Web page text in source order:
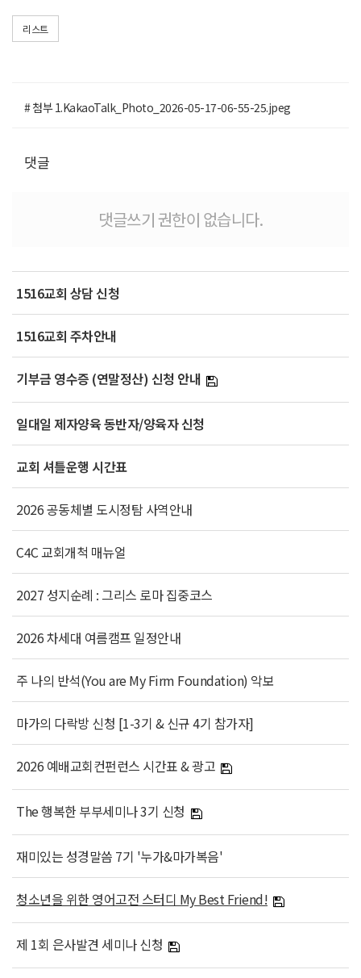
리스트
# 첨부 1.KakaoTalk_Photo_2026-05-17-06-55-25.jpeg
댓글
댓글쓰기 권한이 없습니다.
1516교회 상담 신청
1516교회 주차안내
기부금 영수증 (연말정산) 신청 안내
일대일 제자양육 동반자/양육자 신청
교회 셔틀운행 시간표
2026 공동체별 도시정탐 사역안내
C4C 교회개척 매뉴얼
2027 성지순례 : 그리스 로마 집중코스
2026 차세대 여름캠프 일정안내
주 나의 반석(You are My Firm Foundation) 악보
마가의 다락방 신청 [1-3기 & 신규 4기 참가자]
2026 예배교회컨펀런스 시간표 & 광고
The 행복한 부부세미나 3기 신청
재미있는 성경말씀 7기 '누가&마가복음'
청소년을 위한 영어고전 스터디 My Best Friend!
제 1회 은사발견 세미나 신청